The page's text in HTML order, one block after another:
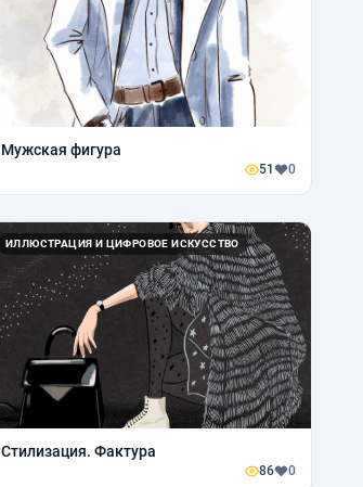
Мужская фигура
51 0
ИЛЛЮСТРАЦИЯ И ЦИФРОВОЕ ИСКУССТВО
Стилизация. Фактура
86 0